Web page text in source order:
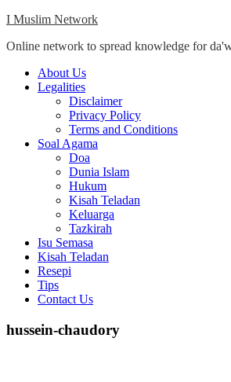
Skip
content
I Muslim Network
Online network to spread knowledge for
Close
Menu
About Us
Legalities
Disclaimer
Privacy Policy
Terms and Conditions
Soal Agama
Doa
Dunia Islam
Hukum
Kisah Teladan
Keluarga
Tazkirah
Isu Semasa
Kisah Teladan
Resepi
Tips
Contact Us
hussein-chaudory